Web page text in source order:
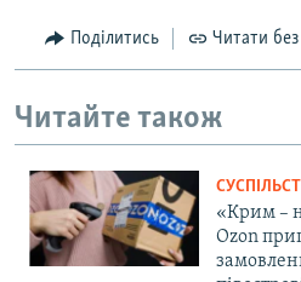
Поділитись Читати
Читайте також
«Крим –
Ozon